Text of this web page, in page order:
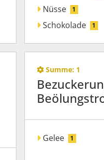
Nüsse 1
Schokolade 1
Summe: 1
Gelee 1